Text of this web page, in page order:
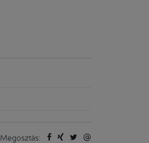
Megosztás: